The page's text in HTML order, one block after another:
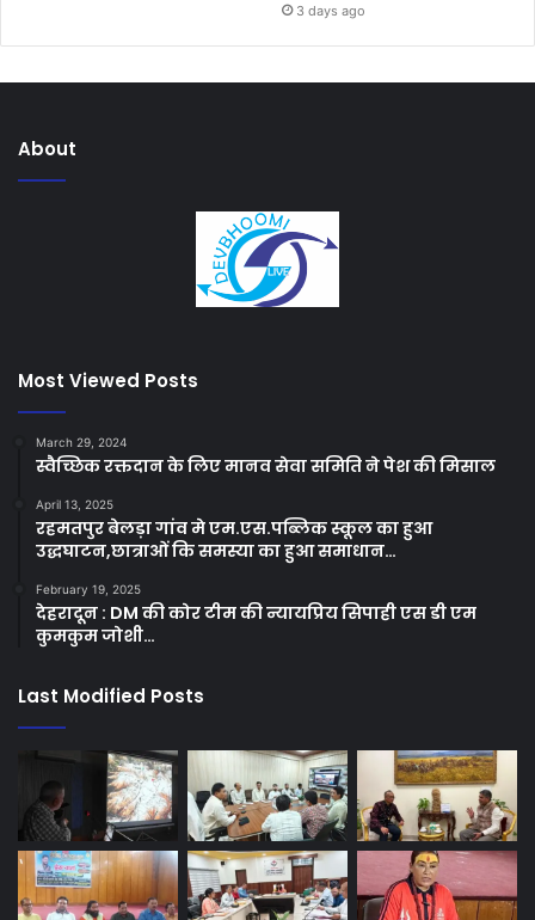
3 days ago
About
Most Viewed Posts
March 29, 2024
स्वैच्छिक रक्तदान के लिए मानव सेवा समिति ने पेश की मिसाल
April 13, 2025
रहमतपुर बेलड़ा गांव मे एम.एस.पब्लिक स्कूल का हुआ
उद्धघाटन,छात्राओं कि समस्या का हुआ समाधान…
February 19, 2025
देहरादून : DM की कोर टीम की न्यायप्रिय सिपाही एस डी एम
कुमकुम जोशी…
Last Modified Posts